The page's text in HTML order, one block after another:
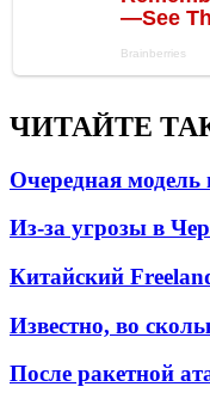
ЧИТАЙТЕ
Очередная модель
Из-за угрозы в
Китайский
Известно, во
После ракетной